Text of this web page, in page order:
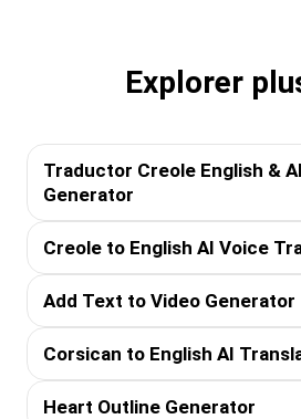
Explorer
Traductor Creole English &
Generator
Creole to English AI Voice
Add Text to Video Generator
Corsican to English AI
Heart Outline Generator